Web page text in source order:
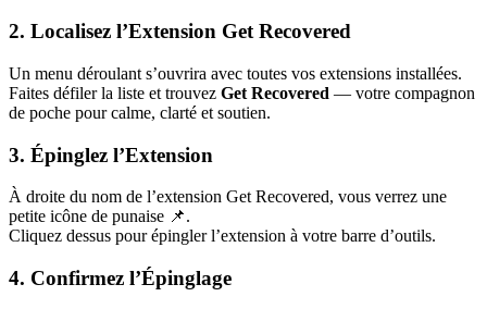
2. Localisez l’Extension Get Recovered
Un menu déroulant s’ouvrira avec toutes vos extensions installées.
Faites défiler la liste et trouvez Get Recovered — votre compagnon
de poche pour calme, clarté et soutien.
3. Épinglez l’Extension
À droite du nom de l’extension Get Recovered, vous verrez une
petite icône de punaise 📌.
Cliquez dessus pour épingler l’extension à votre barre d’outils.
4. Confirmez l’Épinglage